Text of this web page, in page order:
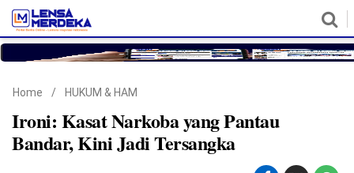
Home / HUKUM & HAM
Ironi: Kasat Narkoba yang Pantau
Bandar, Kini Jadi Tersangka